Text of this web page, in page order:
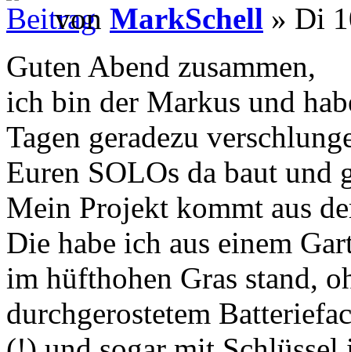
von MarkSchell » Di
Guten Abend zusammen,
ich bin der Markus und
Tagen geradezu
Euren SOLOs da baut und
Mein Projekt kommt aus
Die habe ich aus einem
im hüfthohen Gras stand,
durchgerostetem